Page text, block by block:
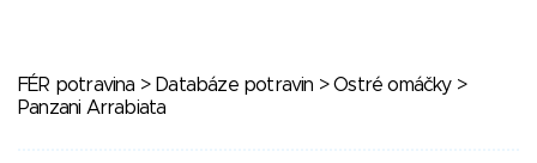
FÉR potravina > Databáze potravin >Ostré omáčky>
Panzani Arrabiata